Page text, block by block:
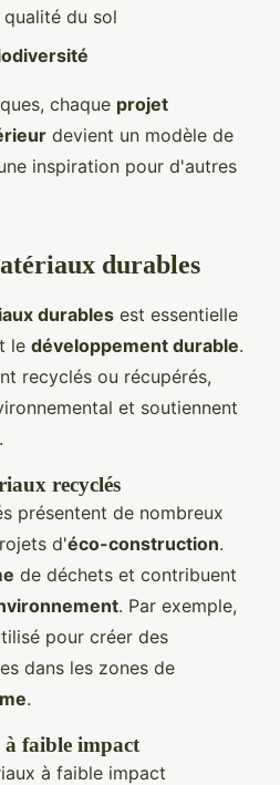
du sol
chaque projet
devient un modèle de
inspiration pour d'autres
durables
durables est essentielle
le développement durable.
recyclés ou récupérés,
et soutiennent
.
recyclés
présentent de nombreux
d'éco-construction.
de déchets et contribuent
. Par exemple,
pour créer des
dans les zones de
.
faible impact
à faible impact